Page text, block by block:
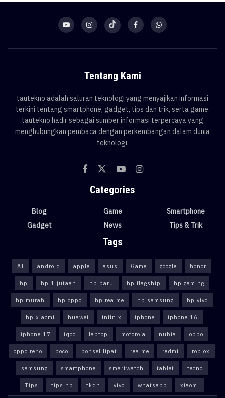
Tentang Kami
tautekno adalah saluran teknologi yang menyajikan informasi
terkini tentang smartphone, gadget, tips dan trik, serta game.
tautekno hadir sebagai sumber informasi terpercaya yang
menghubungkan pembaca dengan perkembangan dalam dunia
teknologi.
Categories
Blog
Gadget
Game
News
Smartphone
Tips & Trik
Tags
AI android apple asus Game google honor
hp hp 1 jutaan hp baru hp flagship hp gaming
hp murah hp oppo hp realme hp samsung hp vivo
hp xiaomi huawei infinix iphone iphone 16
iphone 17 iqoo laptop motorola nubia oppo
oppo reno poco ponsel lipat realme redmi roblox
samsung smartphone smartwatch tablet tecno
Tips tips hp tkdn vivo whatsapp xiaomi